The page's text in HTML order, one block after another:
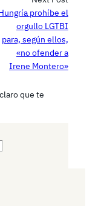
prohíbe el
orgullo LGTBI
para, según ellos,
«no ofender a
Irene Montero»
que te